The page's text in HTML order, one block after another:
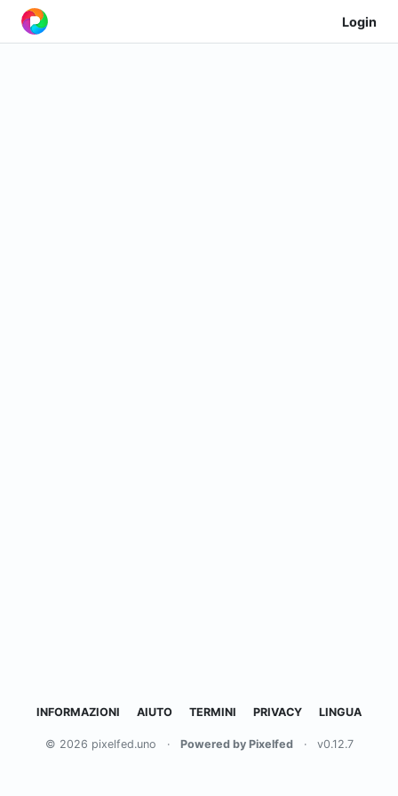
Login
INFORMAZIONI AIUTO TERMINI PRIVACY LINGUA
© 2026 pixelfed.uno · Powered by Pixelfed · v0.12.7